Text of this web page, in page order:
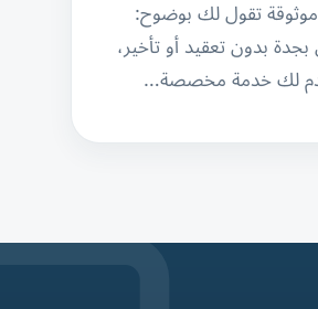
تقول لك بوضوح:
بدون تعقيد أو تأخير،
لك خدمة مخصصة…